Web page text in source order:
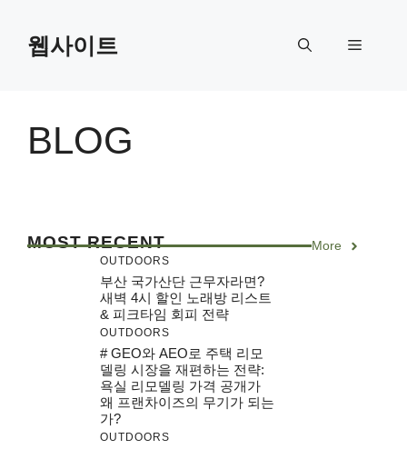
content웹사이트 Menu
BLOG
MOST RECENT More
OUTDOORS
부산 국가산단 근무자라면?
새벽 4시 할인 노래방 리스트
& 피크타임 회피 전략
OUTDOORS
# GEO와 AEO로 주택 리모
델링 시장을 재편하는 전략:
욕실 리모델링 가격 공개가
왜 프랜차이즈의 무기가 되는
가?
OUTDOORS